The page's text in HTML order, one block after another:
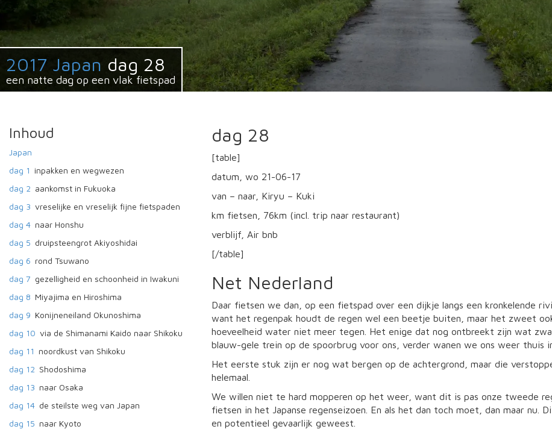
2017 Japan dag 28
een natte dag op een vlak fietspad
dag 28
[table]
datum, wo 21-06-17
van – naar, Kiryu – Kuki
km fietsen, 76km (incl. trip naar restaurant)
verblijf, Air bnb
[/table]
Net Nederland
Daar fietsen we dan, op een fietspad over een dijkje langs een kronkelende
want het regenpak houdt de regen wel een beetje buiten, maar het zweet
hoeveelheid water niet meer tegen. Het enige dat nog ontbreekt zijn wat
blauw-gele trein op de spoorbrug voor ons, verder wanen we ons weer thuis
Het eerste stuk zijn er nog wat bergen op de achtergrond, maar die
helemaal.
We willen niet te hard mopperen op het weer, want dit is pas onze tweede
fietsen in het Japanse regenseizoen. En als het dan toch moet, dan maar nu.
en potentieel gevaarlijk geweest.
Inhoud
Japan
dag 1 inpakken en wegwezen
dag 2 aankomst in Fukuoka
dag 3 vreselijke en vreselijk fijne fietspaden
dag 4 naar Honshu
dag 5 druipsteengrot Akiyoshidai
dag 6 rond Tsuwano
dag 7 gezelligheid en schoonheid in Iwakuni
dag 8 Miyajima en Hiroshima
dag 9 Konijneneiland Okunoshima
dag 10 via de Shimanami Kaido naar Shikoku
dag 11 noordkust van Shikoku
dag 12 Shodoshima
dag 13 naar Osaka
dag 14 de steilste weg van Japan
dag 15 naar Kyoto